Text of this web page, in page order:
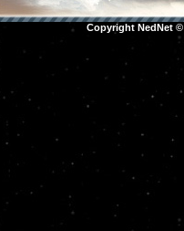
Copyright NedNet